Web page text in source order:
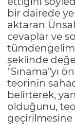
bir dairede
aktaran
cevaplar ve
şeklinde
"Sınama"yı
teorinin
belirterek,
olduğunu,